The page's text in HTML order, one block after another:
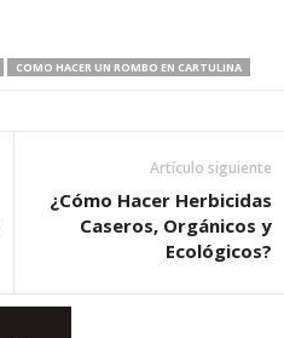
COMO HACER UN ROMBO EN CARTULINA
Artículo siguiente
¿Cómo Hacer Herbicidas
Caseros, Orgánicos y
Ecológicos?